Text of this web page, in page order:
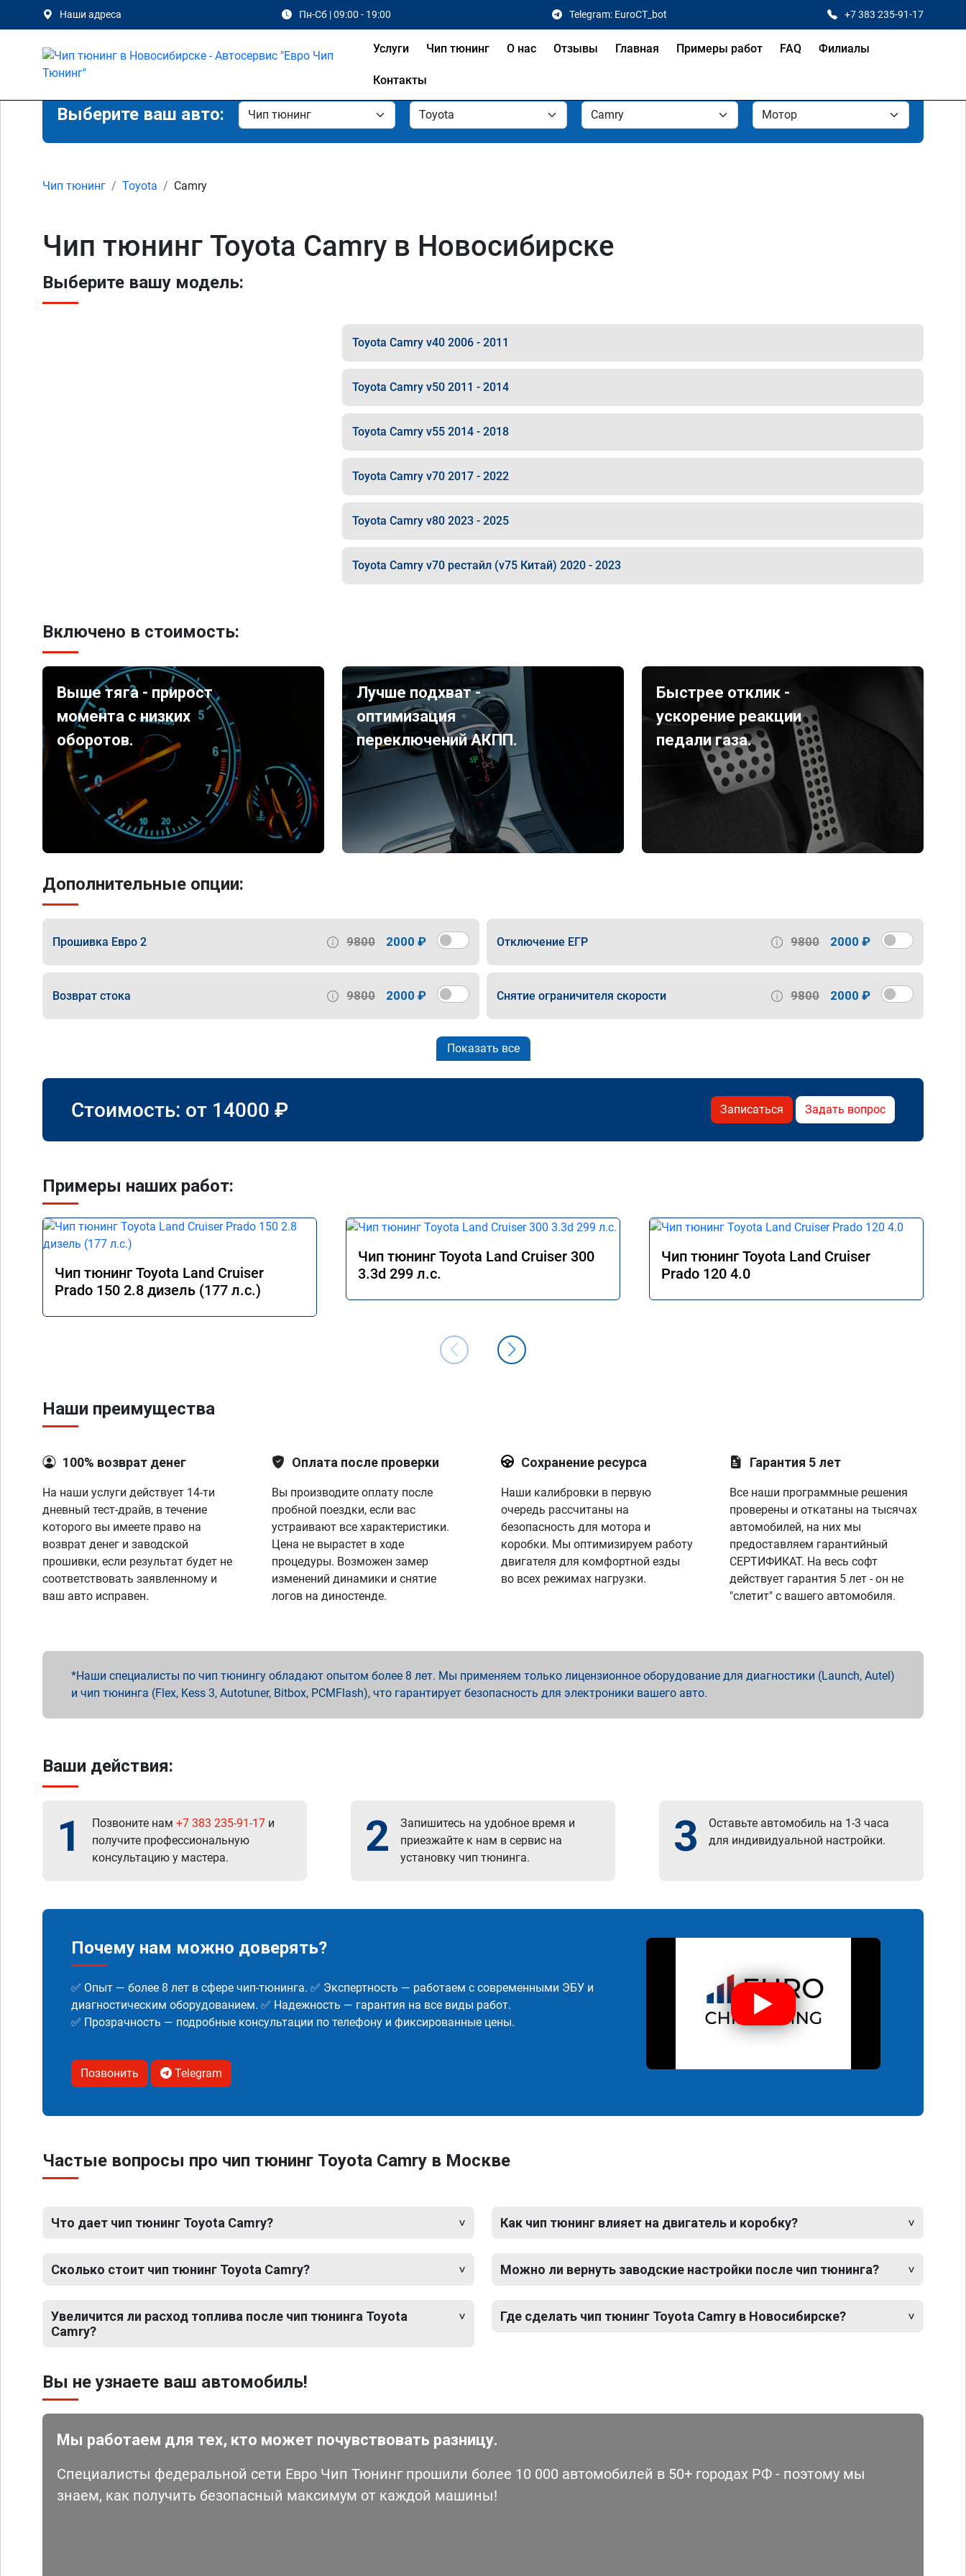
Наши адреса Пн-Сб | 09:00 - 19:00 Telegram: EuroCT_bot +7 383 235-91-17
Услуги Чип тюнинг О нас Отзывы Главная Примеры работ FAQ Филиалы
Контакты
Выберите ваш авто:
Чип тюнинг Toyota Camry
Чип тюнинг Toyota Camry в Новосибирске
Выберите вашу модель:
Toyota Camry v40 2006 - 2011
Toyota Camry v50 2011 - 2014
Toyota Camry v55 2014 - 2018
Toyota Camry v70 2017 - 2022
Toyota Camry v80 2023 - 2025
Toyota Camry v70 рестайл (v75 Китай) 2020 - 2023
Включено в стоимость:
Выше тяга - прирост
момента с низких
оборотов.
Лучше подхват -
оптимизация
переключений АКПП.
Быстрее отклик -
ускорение реакции
педали газа.
Дополнительные опции:
Прошивка Евро 2 9800 2000 ₽ Отключение ЕГР 9800 2000 ₽
Возврат стока 9800 2000 ₽ Снятие ограничителя скорости 9800 2000 ₽
Показать все
Стоимость: от 14000 ₽ Записаться Задать вопрос
Примеры наших работ:
Чип тюнинг Toyota Land Cruiser
Prado 150 2.8 дизель (177 л.с.)
Чип тюнинг Toyota Land Cruiser 300
3.3d 299 л.с.
Чип тюнинг Toyota Land Cruiser
Prado 120 4.0
Наши преимущества
100% возврат денег
На наши услуги действует 14-ти
дневный тест-драйв, в течение
которого вы имеете право на
возврат денег и заводской
прошивки, если результат будет не
соответствовать заявленному и
ваш авто исправен.
Оплата после проверки
Вы производите оплату после
пробной поездки, если вас
устраивают все характеристики.
Цена не вырастет в ходе
процедуры. Возможен замер
изменений динамики и снятие
логов на диностенде.
Сохранение ресурса
Наши калибровки в первую
очередь рассчитаны на
безопасность для мотора и
коробки. Мы оптимизируем работу
двигателя для комфортной езды
во всех режимах нагрузки.
Гарантия 5 лет
Все наши программные решения
проверены и откатаны на тысячах
автомобилей, на них мы
предоставляем гарантийный
СЕРТИФИКАТ. На весь софт
действует гарантия 5 лет - он не
"слетит" с вашего автомобиля.
Наши специалисты по чип тюнингу обладают опытом более 8 лет. Мы применяем только лицензионное оборудование для диагностики (Launch, Autel)
и чип тюнинга (Flex, Kess 3, Autotuner, Bitbox, PCMFlash), что гарантирует безопасность для электроники вашего авто.
Ваши действия:
1 Позвоните нам +7 383 235-91-17 и
получите профессиональную
консультацию у мастера.
2
Запишитесь на удобное время и
приезжайте к нам в сервис на
установку чип тюнинга.
3
Оставьте автомобиль на 1-3 часа
для индивидуальной настройки.
Почему нам можно доверять?
✅ Опыт — более 8 лет в сфере чип-тюнинга. ✅ Экспертность — работаем с современными ЭБУ и
диагностическим оборудованием. ✅ Надежность — гарантия на все виды работ.
✅ Прозрачность — подробные консультации по телефону и фиксированные цены.
Позвонить Telegram
Частые вопросы про чип тюнинг Toyota Camry в Москве
Что дает чип тюнинг Toyota Camry?
Сколько стоит чип тюнинг Toyota Camry?
Увеличится ли расход топлива после чип тюнинга Toyota
Camry?
Как чип тюнинг влияет на двигатель и коробку?
Можно ли вернуть заводские настройки после чип тюнинга?
Где сделать чип тюнинг Toyota Camry в Новосибирске?
Вы не узнаете ваш автомобиль!
Мы работаем для тех, кто может почувствовать разницу.
Специалисты федеральной сети Евро Чип Тюнинг прошили более 10 000 автомобилей в 50+ городах РФ - поэтому мы
знаем, как получить безопасный максимум от каждой машины!